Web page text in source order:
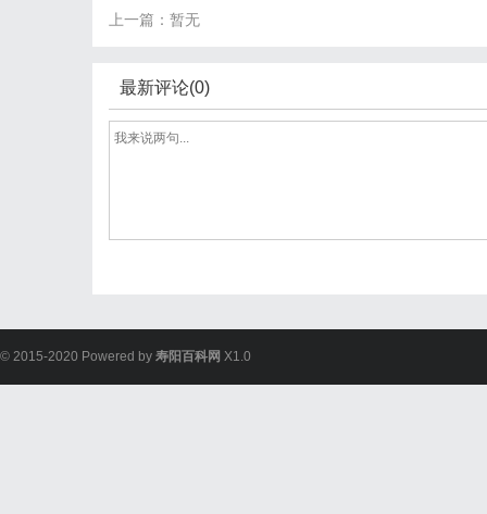
上一篇：暂无
最新评论(0)
© 2015-2020 Powered by 寿阳百科网 X1.0